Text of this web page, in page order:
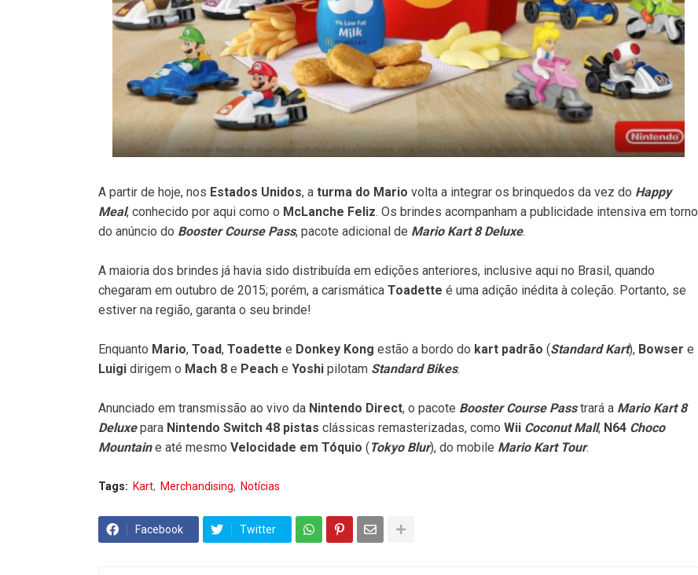
A partir de hoje, nos Estados Unidos, a turma do Mario volta a integrar os brinquedos da vez do Happy
Meal, conhecido por aqui como o McLanche Feliz. Os brindes acompanham a publicidade intensiva em torno
do anúncio do Booster Course Pass, pacote adicional de Mario Kart 8 Deluxe.
A maioria dos brindes já havia sido distribuída em edições anteriores, inclusive aqui no Brasil, quando
chegaram em outubro de 2015; porém, a carismática Toadette é uma adição inédita à coleção. Portanto, se
estiver na região, garanta o seu brinde!
Enquanto Mario, Toad, Toadette e Donkey Kong estão a bordo do kart padrão (Standard Kart), Bowser e
Luigi dirigem o Mach 8 e Peach e Yoshi pilotam Standard Bikes.
Anunciado em transmissão ao vivo da Nintendo Direct, o pacote Booster Course Passtrará a Mario Kart 8
Deluxepara Nintendo Switch 48 pistas clássicas remasterizadas, como Wii Coconut Mall, N64 Choco
Mountain e até mesmo Velocidade em Tóquio (Tokyo Blur), do mobile Mario Kart Tour.
Tags: Kart Merchandising Notícias
Facebook Twitter